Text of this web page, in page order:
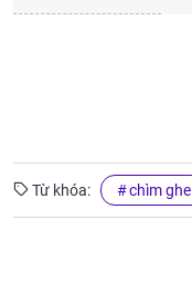
Từ khóa: chìm ghe